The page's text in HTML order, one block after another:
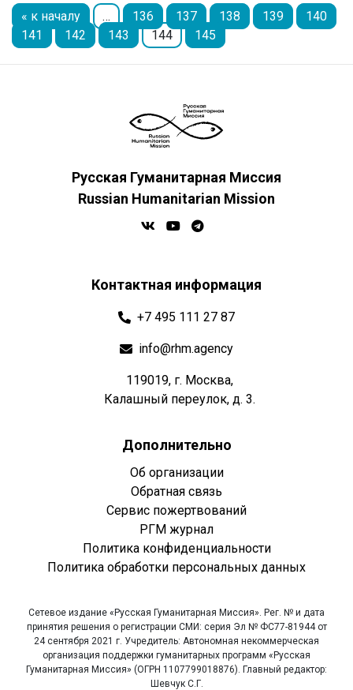
« к началу … 136 137 138 139
140
141
142 143 144 145
Русская Гуманитарная Миссия
Russian Humanitarian Mission
Контактная информация
+7 495 111 27 87
info@rhm.agency
119019, г. Москва,
Калашный переулок, д. 3.
Дополнительно
Об организации
Обратная связь
Сервис пожертвований
РГМ журнал
Политика конфиденциальности
Политика обработки персональных данных
Сетевое издание «Русская Гуманитарная Миссия». Рег. № и дата
принятия решения о регистрации СМИ: серия Эл № ФС77-81944 от
24 сентября 2021 г. Учредитель: Автономная некоммерческая
организация поддержки гуманитарных программ «Русская
Гуманитарная Миссия» (ОГРН 1107799018876). Главный редактор:
Шевчук С.Г.